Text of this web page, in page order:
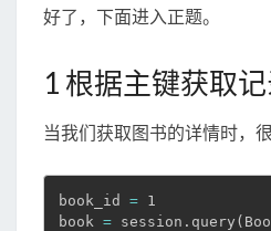
好了，下面进入正题。
1 根据主键获取
当我们获取图书的详情时，
book_id = 1
book = session.query (